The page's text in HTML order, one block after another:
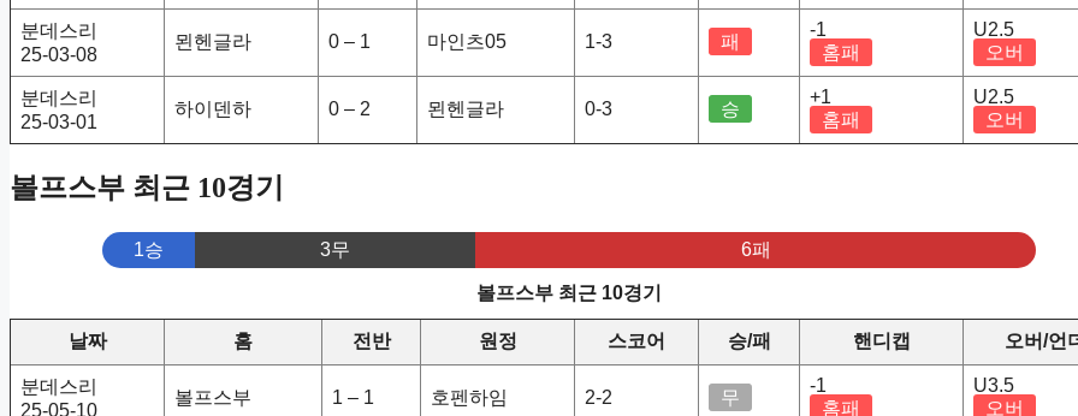
분데스리
25-03-08
묀헨글라 0 – 1 마인츠05 1-3 패
-1
홈패
U2.5
오버
분데스리
25-03-01
하이덴하 0 – 2 묀헨글라 0-3 승
+1
홈패
U2.5
오버
볼프스부 최근 10경기
1승 3무 6패
볼프스부 최근 10경기
날짜 홈 전반 원정 스코어 승/패 핸디캡 오버/언
분데스리
25-05-10
볼프스부 1 – 1 호펜하임 2-2 무
-1
홈패
U3.5
오버